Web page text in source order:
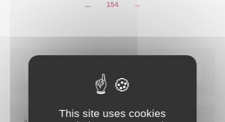
…
154 →
This site uses cookies